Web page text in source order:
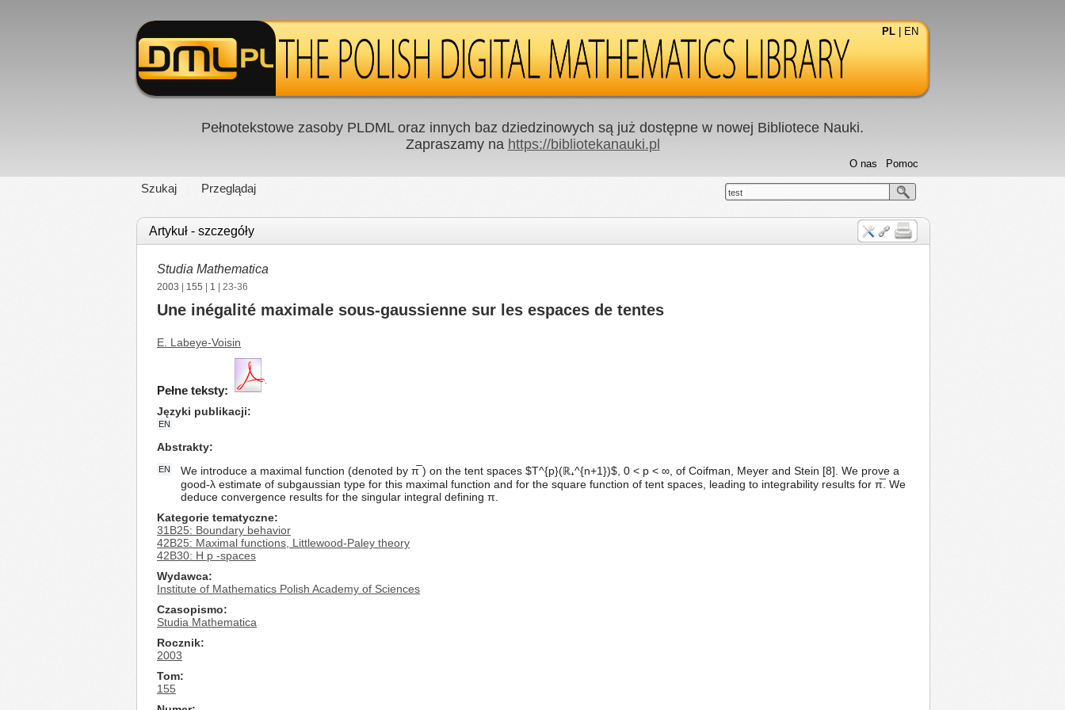
PL EN
Pełnotekstowe zasoby PLDML oraz innych baz dziedzinowych są już dostępne w nowej Bibliotece Nauki.
Zapraszamy na https://bibliotekanauki.pl
Szukaj Przeglądaj
Pomoc
O nas
test
Artykuł - szczegóły
Studia Mathematica
2003 155 1 | 23-36
Une inégalité maximale sous-gaussienne sur les espaces de tentes
E. Labeye-Voisin
Pełne teksty:
Języki publikacji
EN
Abstrakty
EN
We introduce a maximal function (denoted by π̅ ) on the tent spaces $T^{p}(ℝ₊^{n+1})$, 0 < p < ∞, of Coifman, Meyer and Stein [8]. We prove a
good-λ estimate of subgaussian type for this maximal function and for the square function of tent spaces, leading to integrability results for π̅. We
deduce convergence results for the singular integral defining π.
Kategorie tematyczne
31B25: Boundary behavior
42B25: Maximal functions, Littlewood-Paley theory
42B30: H p -spaces
Wydawca
Institute of Mathematics Polish Academy of Sciences
Czasopismo
Studia Mathematica
Rocznik
2003
Tom
155